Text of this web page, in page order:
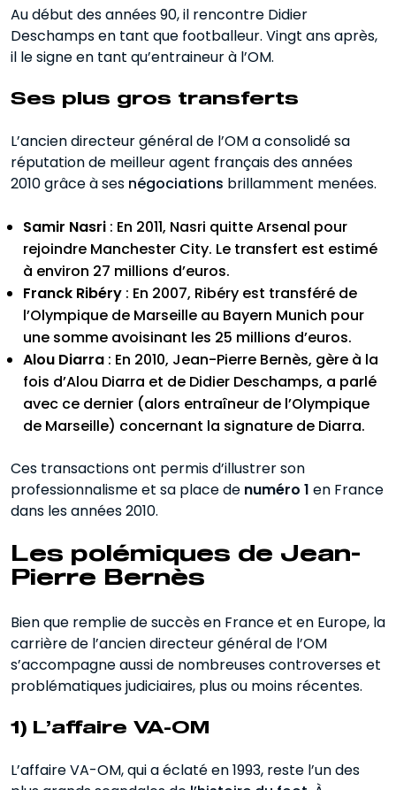
Au début des années 90, il rencontre Didier
Deschamps en tant que footballeur. Vingt ans après,
il le signe en tant qu’entraineur à l’OM.
Ses plus gros transferts
L’ancien directeur général de l’OM a consolidé sa
réputation de meilleur agent français des années
2010 grâce à ses négociations brillamment menées. ‍
Samir Nasri : En 2011, Nasri quitte Arsenal pour
rejoindre Manchester City. Le transfert est estimé
à environ 27 millions d’euros.
Franck Ribéry : En 2007, Ribéry est transféré de
l’Olympique de Marseille au Bayern Munich pour
une somme avoisinant les 25 millions d’euros.
Alou Diarra : En 2010, Jean-Pierre Bernès, gère à la
fois d’Alou Diarra et de Didier Deschamps, a parlé
avec ce dernier (alors entraîneur de l’Olympique
de Marseille) concernant la signature de Diarra.
Ces transactions ont permis d’illustrer son
professionnalisme et sa place de numéro 1 en France
dans les années 2010.
Les polémiques de Jean-
Pierre Bernès
Bien que remplie de succès en France et en Europe, la
carrière de l’ancien directeur général de l’OM
s’accompagne aussi de nombreuses controverses et
problématiques judiciaires, plus ou moins récentes.
1) L’affaire VA-OM
L’affaire VA-OM, qui a éclaté en 1993, reste l’un des